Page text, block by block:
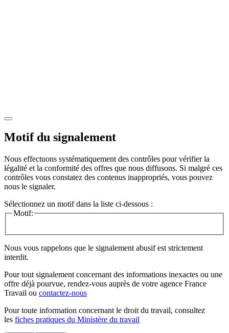
Motif du signalement
Nous effectuons systématiquement des contrôles pour vérifier la
légalité et la conformité des offres que nous diffusons. Si malgré ces
contrôles vous constatez des contenus inappropriés, vous pouvez
nous le signaler.
Sélectionnez un motif dans la liste ci-dessous :
Motif:
Nous vous rappelons que le signalement abusif est strictement
interdit.
Pour tout signalement concernant des informations inexactes ou une
offre déjà pourvue, rendez-vous auprès de votre agence France
Travail ou contactez-nous
Pour toute information concernant le droit du travail, consultez
les fiches pratiques du Ministère du travail